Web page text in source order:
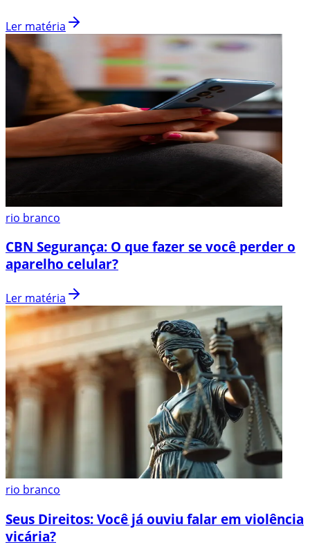
Ler matéria
rio branco
CBN Segurança: O que fazer se você perder o
aparelho celular?
Ler matéria
rio branco
Seus Direitos: Você já ouviu falar em violência
vicária?